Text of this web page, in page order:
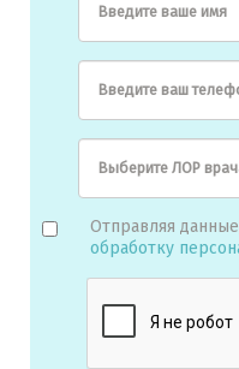
Введите ваше имя
Введите ваш
Отправляя
обработку